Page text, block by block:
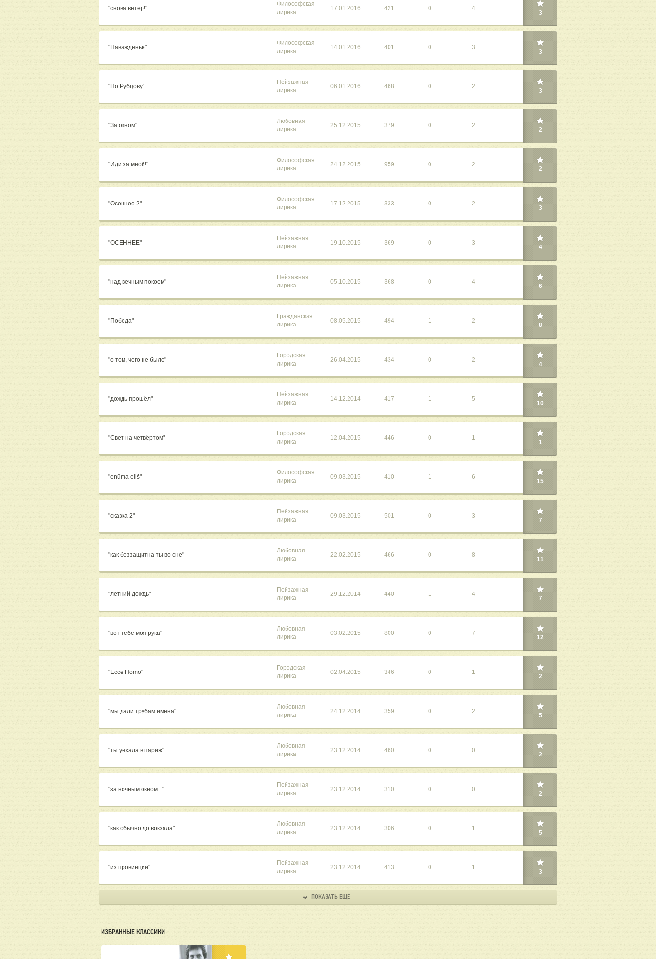
"снова ветер!"
Философская
лирика
17.01.2016 421 0 4
3
"Наважденье"
Философская
лирика
14.01.2016 401 0 3
3
"По Рубцову"
Пейзажная
лирика
06.01.2016 468 0 2
3
"За окном"
Любовная
лирика
25.12.2015 379 0 2
2
"Иди за мной!"
Философская
лирика
24.12.2015 959 0 2
2
"Осеннее 2"
Философская
лирика
17.12.2015 333 0 2
3
"ОСЕННЕЕ"
Пейзажная
лирика
19.10.2015 369 0 3
4
"над вечным покоем"
Пейзажная
лирика
05.10.2015 368 0 4
6
"Победа"
Гражданская
лирика
08.05.2015 494 1 2
8
"о том, чего не было"
Городская
лирика
26.04.2015 434 0 2
4
"дождь прошёл"
Пейзажная
лирика
14.12.2014 417 1 5
10
"Свет на четвёртом"
Городская
лирика
12.04.2015 446 0 1
1
"enūma eliš"
Философская
лирика
09.03.2015 410 1 6
15
"сказка 2"
Пейзажная
лирика
09.03.2015 501 0 3
7
"как беззащитна ты во сне"
Любовная
лирика
22.02.2015 466 0 8
11
"летний дождь"
Пейзажная
лирика
29.12.2014 440 1 4
7
"вот тебе моя рука"
Любовная
лирика
03.02.2015 800 0 7
12
"Ессе Homo"
Городская
лирика
02.04.2015 346 0 1
2
"мы дали трубам имена"
Любовная
лирика
24.12.2014 359 0 2
5
"ты уехала в париж"
Любовная
лирика
23.12.2014 460 0 0
2
"за ночным окном..."
Пейзажная
лирика
23.12.2014 310 0 0
2
"как обычно до вокзала"
Любовная
лирика
23.12.2014 306 0 1
5
"из провинции"
Пейзажная
лирика
23.12.2014 413 0 1
3
ПОКАЗАТЬ ЕЩЕ
ИЗБРАННЫЕ КЛАССИКИ